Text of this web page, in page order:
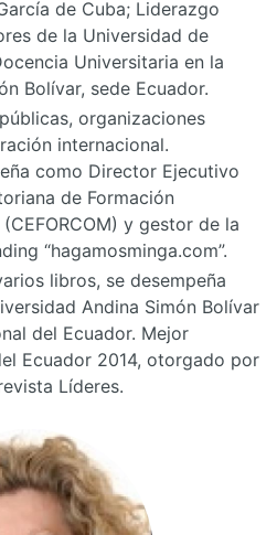
de Cuba; Liderazgo
de la Universidad de
Universitaria en la
Bolívar, sede Ecuador.
organizaciones
internacional.
como Director Ejecutivo
de Formación
y gestor de la
“hagamosminga.com”.
libros, se desempeña
Andina Simón Bolívar
del Ecuador. Mejor
Ecuador 2014, otorgado por
Líderes.